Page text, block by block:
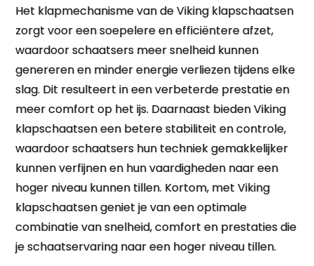
Het klapmechanisme van de Viking klapschaatsen
zorgt voor een soepelere en efficiëntere afzet,
waardoor schaatsers meer snelheid kunnen
genereren en minder energie verliezen tijdens elke
slag. Dit resulteert in een verbeterde prestatie en
meer comfort op het ijs. Daarnaast bieden Viking
klapschaatsen een betere stabiliteit en controle,
waardoor schaatsers hun techniek gemakkelijker
kunnen verfijnen en hun vaardigheden naar een
hoger niveau kunnen tillen. Kortom, met Viking
klapschaatsen geniet je van een optimale
combinatie van snelheid, comfort en prestaties die
je schaatservaring naar een hoger niveau tillen.